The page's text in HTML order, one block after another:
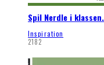
Spil Nerdle i
Inspiration
2182